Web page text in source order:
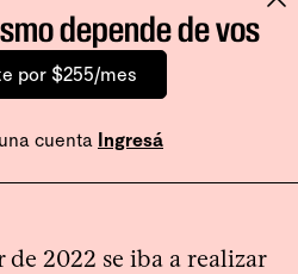
depende de vos
por $255/mes
cuenta Ingresá
2022 se iba a realizar